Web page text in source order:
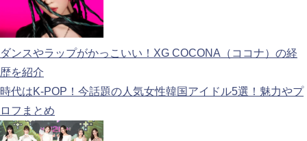
ダンスやラップがかっこいい！XG COCONA（ココナ）の経
歴を紹介
時代はK-POP！今話題の人気女性韓国アイドル5選！魅力やプ
ロフまとめ